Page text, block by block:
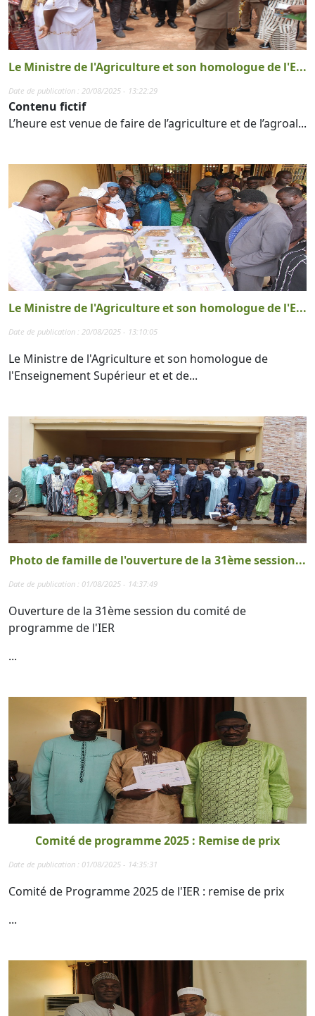
Le Ministre de l'Agriculture et son homologue de l'E...
Date de publication : 20/08/2025 - 13:22:29
Contenu fictif
L’heure est venue de faire de l’agriculture et de l’agroal...
Le Ministre de l'Agriculture et son homologue de l'E...
Date de publication : 20/08/2025 - 13:10:05
Le Ministre de l'Agriculture et son homologue de
l'Enseignement Supérieur et et de...
Photo de famille de l'ouverture de la 31ème session...
Date de publication : 01/08/2025 - 14:37:49
Ouverture de la 31ème session du comité de
programme de l'IER
...
Comité de programme 2025 : Remise de prix
Date de publication : 01/08/2025 - 14:35:31
Comité de Programme 2025 de l'IER : remise de prix
...